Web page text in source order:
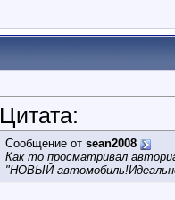
Цитата:
Сообщение от sean2008
Как то просматривал
"НОВЫЙ